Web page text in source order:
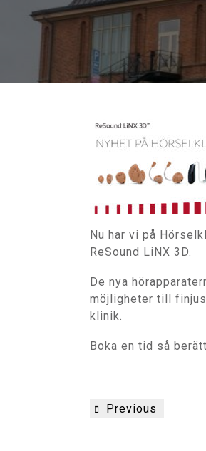
Nu har vi på
ReSound LiNX 3D.
De nya
möjligheter till
klinik.
Boka en tid så
Previous
Previous